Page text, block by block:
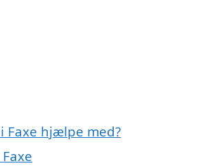
Faxe hjælpe med?